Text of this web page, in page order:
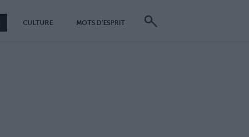
CULTURE MOTS D'ESPRIT